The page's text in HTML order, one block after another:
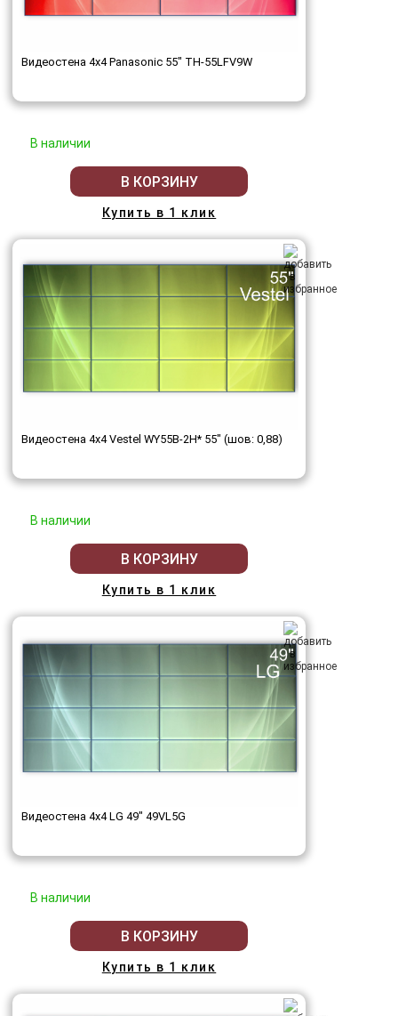
Видеостена 4x4 Panasonic 55" TH-55LFV9W
В наличии
В КОРЗИНУ
Купить в 1 клик
Видеостена 4x4 Vestel WY55B-2H* 55" (шов: 0,88)
В наличии
В КОРЗИНУ
Купить в 1 клик
Видеостена 4x4 LG 49" 49VL5G
В наличии
В КОРЗИНУ
Купить в 1 клик